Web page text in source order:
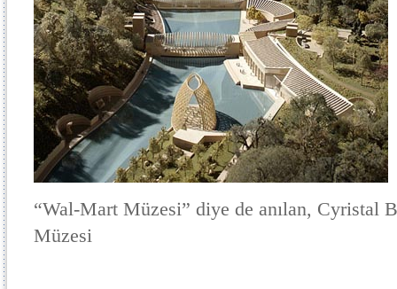
“Wal-Mart Müzesi” diye de anılan, Cyristal
Müzesi